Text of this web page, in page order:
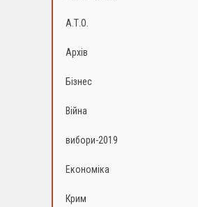
А.Т.О.
Архів
Бізнес
Війна
вибори-2019
Економіка
Крим